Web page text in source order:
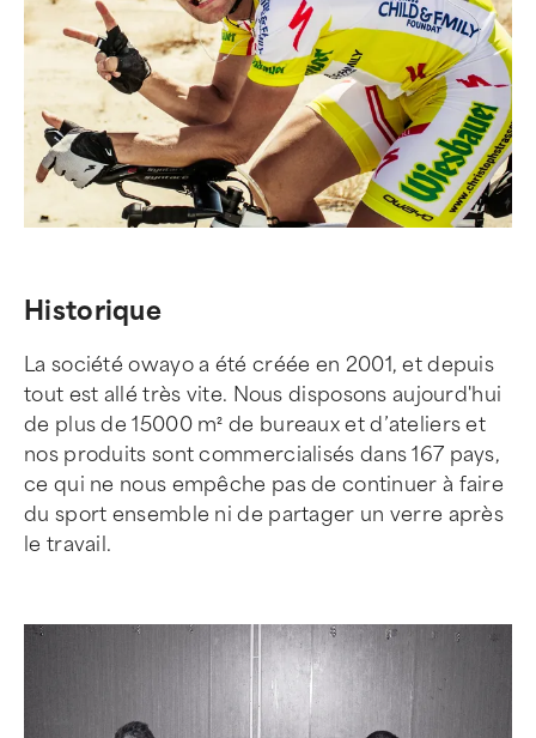
Historique
La société owayo a été créée en 2001, et depuis
tout est allé très vite. Nous disposons aujourd'hui
de plus de 15000 m² de bureaux et d’ateliers et
nos produits sont commercialisés dans 167 pays,
ce qui ne nous empêche pas de continuer à faire
du sport ensemble ni de partager un verre après
le travail.